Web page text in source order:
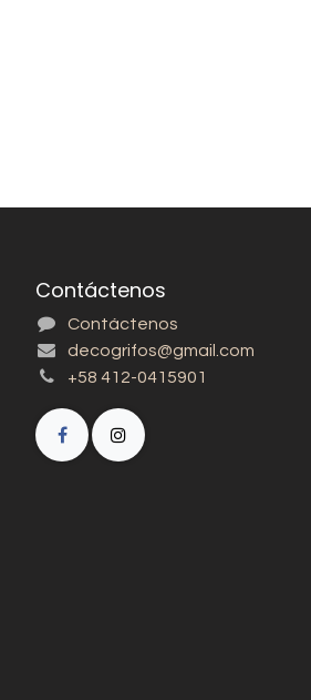
Contáctenos
Contáctenos
decogrifos@gmail.com
+58 412-0415901